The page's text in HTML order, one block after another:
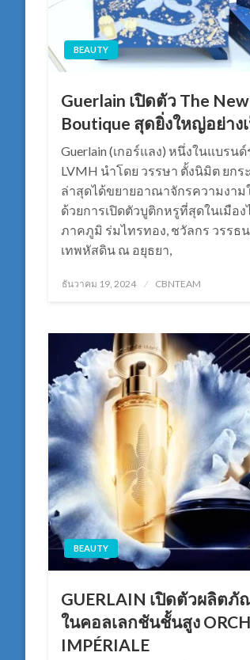
BEAUTY
Guerlain เปิดตัว The
Boutique สุดยิ่งใหญ่อย่าง
Guerlain (เกอร์แลง) หนึ่งในแบรน
LVMH นำโดย วรรษา ตั้งนิมิต ยกร
ล่าสุดได้ขยายอาณาจักรความงาม
ด้วยการเปิดตัวบูติกหรูที่สุดในเมือง
ภาคภูมิ ร่มไทรทอง, ชวัลกร วรรธ
เทพหัสดิน ณ อยุธยา,
Posted
ธันวาคม 19, 2024 CBNTEAM
BEAUTY
GUERLAIN เปิดตัวผลิต
ในคอลเลกชันชั้นสูง
IMPÉRIALE